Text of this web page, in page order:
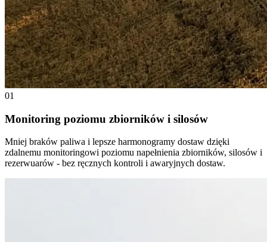
01
Monitoring poziomu zbiorników i silosów
Mniej braków paliwa i lepsze harmonogramy dostaw dzięki
zdalnemu monitoringowi poziomu napełnienia zbiorników, silosów i
rezerwuarów - bez ręcznych kontroli i awaryjnych dostaw.